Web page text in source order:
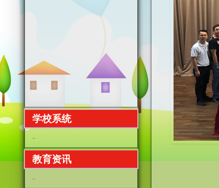
学校系统
..
教育资讯
..